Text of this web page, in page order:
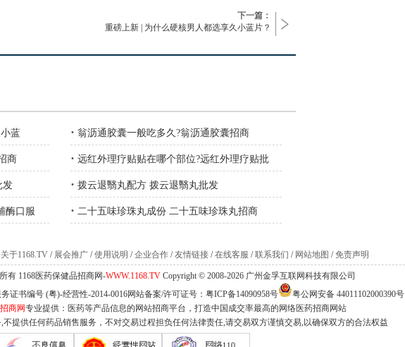
下一篇：
重磅上新 | 为什么硬核男人都选享久小蓝片？
蓝 · 翁沥通胶囊一般吃多久?翁沥通胶囊招商
商 · 远红外理疗贴贴在哪个部位?远红外理疗贴批
发 · 拨云退翳丸配方 拨云退翳丸批发
酶口服 · 二十五味珍珠丸成份 二十五味珍珠丸招商
关于1168.TV / 展会推广 /使用说明 /企业合作 /友情链接 /在线客服 /联系我们 / 网站地图 /免责声明
有 1168医药保健品招商网-WWW.1168.TV Copyright © 2008-2026 广州金孚互联网科技有限公司
证书编号 (粤)-经营性-2014-0016网站备案/许可证号： 粤ICP备14090958号
粤公网安备 44011102000390号
商网专业提供：医药等产品信息的网站招商平台，打造中国成交率最高的网络医药招商网站
提供任何药品销售服务，不对交易过程担负任何法律责任,请交易双方谨慎交易,以确保双方的合法权益